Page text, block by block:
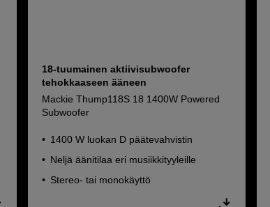
18-tuumainen aktiivisubwoofer
tehokkaaseen ääneen
Mackie Thump118S 18 1400W Powered
Subwoofer
1400 W luokan D päätevahvistin
Neljä äänitilaa eri musiikkityyleille
Stereo- tai monokäyttö